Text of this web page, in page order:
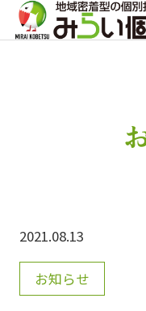
2021.08.13
お知らせ